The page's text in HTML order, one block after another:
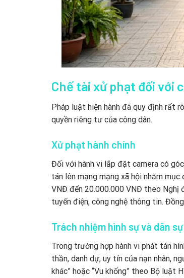
Chế tài xử phạt đối với
Pháp luật hiện hành đã quy định rất
quyền riêng tư của công dân.
Xử phạt hành chính
Đối với hành vi lắp đặt camera có
tán lên mạng mạng xã hội nhằm
VNĐ đến 20.000.000 VNĐ theo Nghị
tuyến điện, công nghệ thông tin.
Trách nhiệm hình sự và dân sự
Trong trường hợp hành vi phát tán
thần, danh dự, uy tín của nạn nhân,
khác” hoặc “Vu khống” theo Bộ